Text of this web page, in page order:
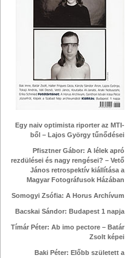
Egy naiv optimista riporter az MTI-
ből – Lajos György tűnődései
Pfisztner Gábor: A lélek apró
rezdülései és nagy rengései? – Vető
János retrospektív kiállítása a
Magyar Fotográfusok Házában
Somogyi Zsófia: A Horus Archívum
Bacskai Sándor: Budapest 1 napja
Tímár Péter: Ab imo pectore – Batár
Zsolt képei
Baki Péter: Előbb született a